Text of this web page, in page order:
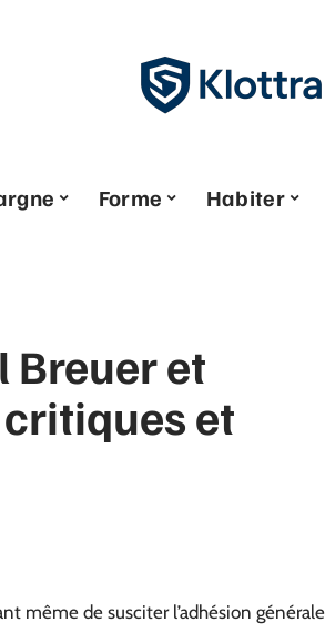
Forme Habiter
et
et
même de susciter l’adhésion générale